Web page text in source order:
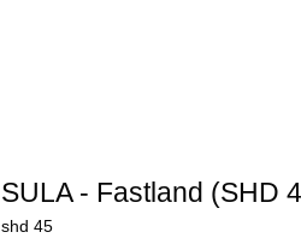
SULA - Fastland (SHD
shd 45